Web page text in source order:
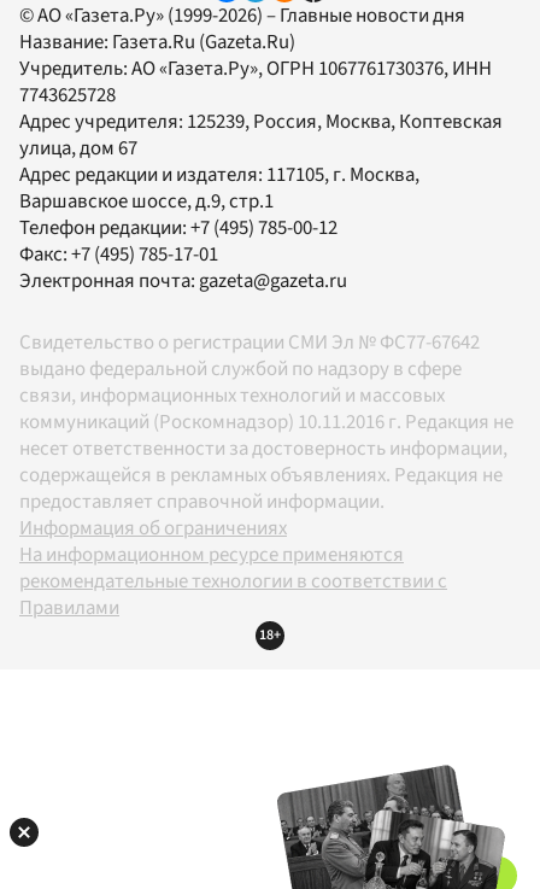
© АО «Газета.Ру» (1999-2026) – Главные новости дня
Название: Газета.Ru (Gazeta.Ru)
Учредитель:АО «Газета.Ру», ОГРН 1067761730376, ИНН
7743625728
Адрес учредителя: 125239, Россия, Москва, Коптевская
улица, дом 67
Адрес редакции и издателя: 117105, г. Москва,
Варшавское шоссе, д.9, стр.1
Телефон редакции:+7 (495) 785-00-12
Факс:+7 (495) 785-17-01
Электронная почта:gazeta@gazeta.ru
Свидетельство о регистрации СМИ Эл № ФС77-67642
выдано федеральной службой по надзору в сфере
связи, информационных технологий и массовых
коммуникаций (Роскомнадзор) 10.11.2016 г. Редакция не
несет ответственности за достоверность информации,
содержащейся в рекламных объявлениях. Редакция не
предоставляет справочной информации.
Информация об ограничениях
На информационном ресурсе применяются
рекомендательные технологии в соответствии с
Правилами
18+